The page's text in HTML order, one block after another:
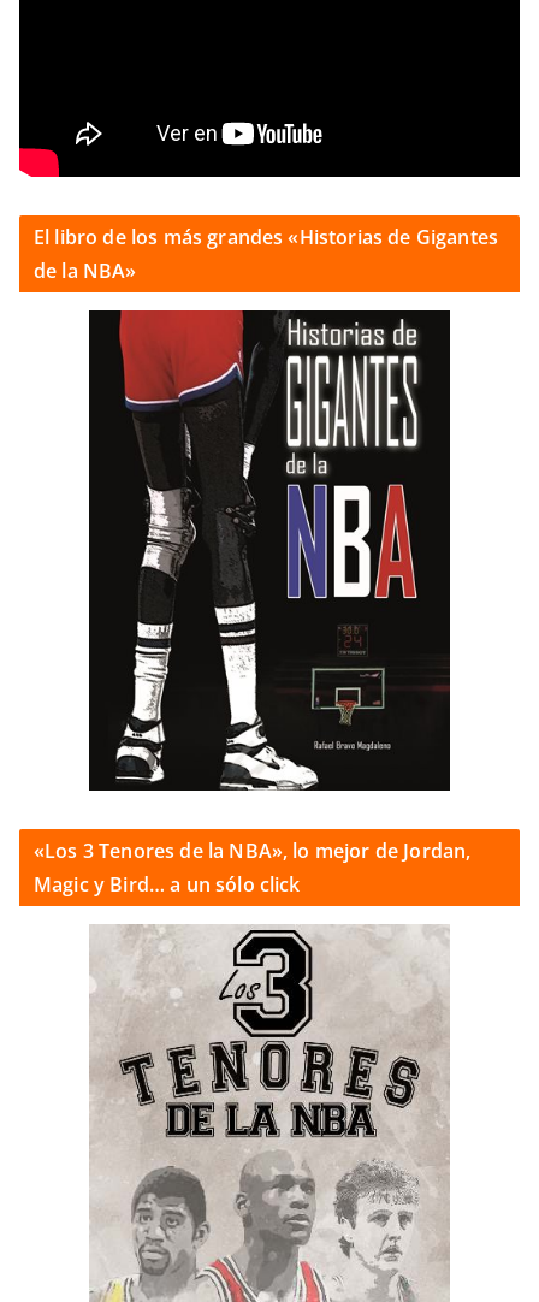
El libro de los más grandes «Historias de Gigantes
de la NBA»
«Los 3 Tenores de la NBA», lo mejor de Jordan,
Magic y Bird… a un sólo click